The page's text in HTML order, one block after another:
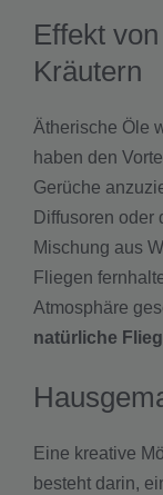
Effekt
Kräutern
Ätherische Öle
haben den
Gerüche
Diffusoren oder
Mischung aus
Fliegen
Atmosphäre
natürliche
Eine kreative
besteht darin,